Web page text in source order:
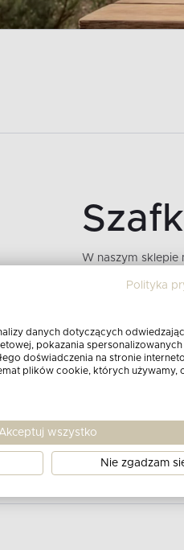
W naszym sklepie
jest niezwykle
bezpieczna dla
jak również
rodziny. Nasze
jednak, że to
wspólnie pokój,
Jakie
Wybór idealnych
jest, aby rozważyć
wyboru. Niektóre
Polityka
danych dotyczących
pokazania spersonalizowanych
doświadczenia na stronie
plików cookie, których używamy,
wszystko
Nie zgadzam